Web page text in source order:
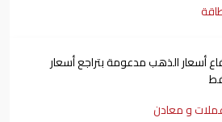
أسعار الذهب مدعومة بتراجع أسعار
و معادن